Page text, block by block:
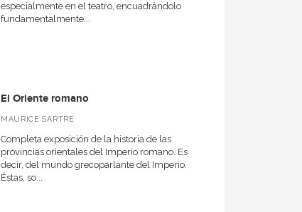
especialmente en el teatro, encuadrándolo
fundamentalmente...
El Oriente romano
MAURICE SARTRE
Completa exposición de la historia de las
provincias orientales del Imperio romano. Es
decir, del mundo grecoparlante del Imperio.
Éstas, so...